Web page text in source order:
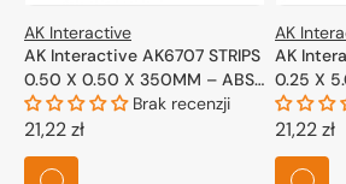
AK Interactive
AK Interactive AK6707 STRIPS
0.50 X 0.50 X 350MM – ABS
STRIP – 10 UNITS PER BAG
Brak recenzji
Cena
regularna
21,22 zł
AK
AK
0.25 X
STRIP –
Cena
regularna
21,22 zł